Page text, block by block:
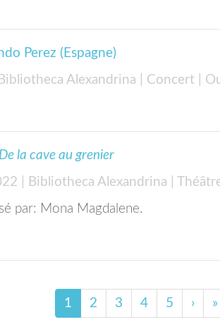
Perez (Espagne)
Bibliotheca Alexandrina | Concert |
De la cave au grenier
| Bibliotheca Alexandrina |
par: Mona Magdalene.
1 2 3 4 5 › »